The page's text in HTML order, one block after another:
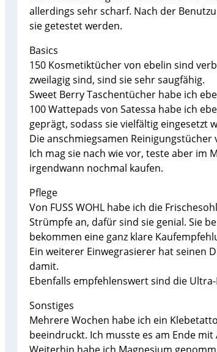
allerdings sehr scharf. Nach der
sie getestet werden.
Basics
150 Kosmetiktücher von ebelin sind
zweilagig sind, sind sie sehr saugfähig.
Sweet Berry Taschentücher habe ich
100 Wattepads von Satessa habe ich
geprägt, sodass sie vielfältig eingesetzt
Die anschmiegsamen
Ich mag sie nach wie vor, teste aber im
irgendwann nochmal kaufen.
Pflege
Von FUSS WOHL habe ich die
Strümpfe an, dafür sind sie genial. Sie
bekommen eine ganz klare
Ein weiterer Einwegrasierer hat seinen
damit.
Ebenfalls empfehlenswert sind die
Sonstiges
Mehrere Wochen habe ich ein
beeindruckt. Ich musste es am Ende